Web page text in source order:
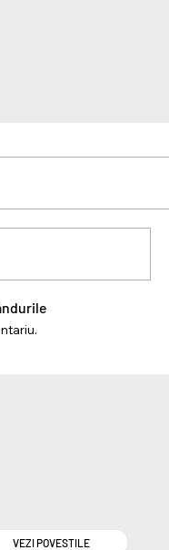
VEZI POVESTILE